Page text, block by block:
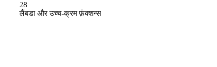
28
लैंबडा और उच्च-क्रम फ़ंक्शन्स